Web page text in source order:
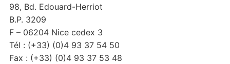
98, Bd. Edouard-Herriot
B.P. 3209
F – 06204 Nice cedex 3
Tél : (+33) (0)4 93 37 54 50
Fax : (+33) (0)4 93 37 53 48